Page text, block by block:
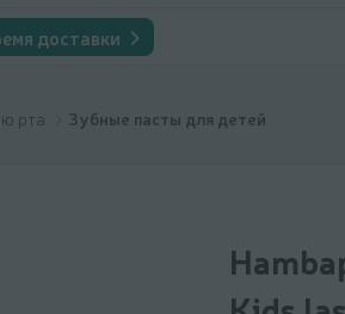
доставки
рта Зубные пасты для детей